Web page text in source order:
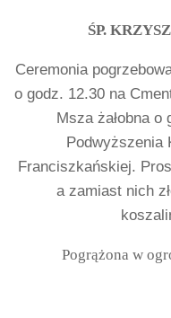
ŚP.
Ceremonia
o godz. 12.30 na
Msza żałobna o
Podwyższenia
Franciszkańskiej.
a zamiast nich
Pogrążona w